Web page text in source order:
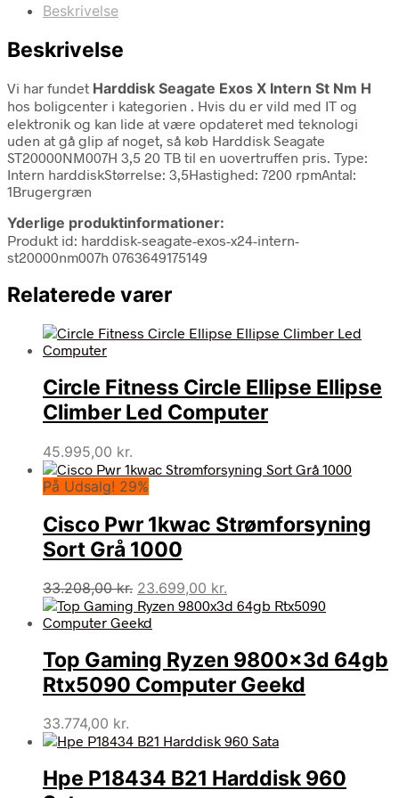
Beskrivelse
Beskrivelse
Vi har fundet Harddisk Seagate Exos X Intern St Nm H
hos boligcenter i kategorien . Hvis du er vild med IT og
elektronik og kan lide at være opdateret med teknologi
uden at gå glip af noget, så køb Harddisk Seagate
ST20000NM007H 3,5 20 TB til en uovertruffen pris. Type:
Intern harddiskStørrelse: 3,5Hastighed: 7200 rpmAntal:
1Brugergræn
Yderlige produktinformationer:
Produkt id: harddisk-seagate-exos-x24-intern-
st20000nm007h 0763649175149
Relaterede varer
Circle Fitness Circle Ellipse Ellipse
Climber Led Computer
45.995,00 kr.
På Udsalg! 29%
Cisco Pwr 1kwac Strømforsyning
Sort Grå 1000
33.208,00kr. Den
oprindelige
pris
33.208,00 kr..
23.699,00 kr.
aktuelle
23.699,00 kr..
Top Gaming Ryzen 9800x3d 64gb
Rtx5090 Computer Geekd
33.774,00 kr.
Hpe P18434 B21 Harddisk 960